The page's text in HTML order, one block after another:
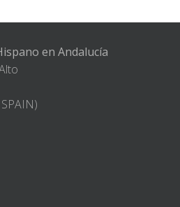
en Andalucía